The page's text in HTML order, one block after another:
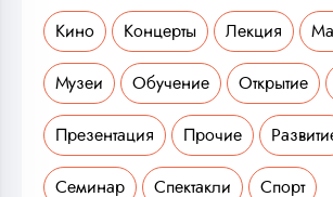
Кино Концерты Лекция
Музеи Обучение Открытие
Презентация Прочие
Семинар Спектакли Спорт